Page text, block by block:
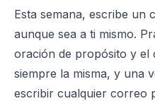
Esta semana, escribe un
aunque sea a ti mismo.
oración de propósito y el
siempre la misma, y una
escribir cualquier correo